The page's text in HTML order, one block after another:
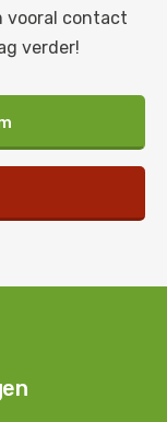
vooral contact
verder!